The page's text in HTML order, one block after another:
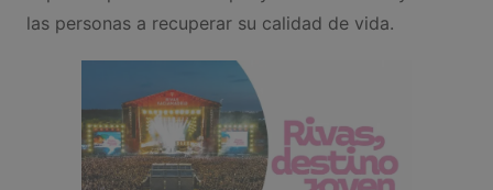
las personas a recuperar su calidad de vida.